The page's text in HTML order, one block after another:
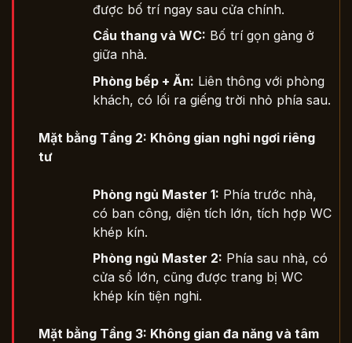
được bố trí ngay sau cửa chính.
Cầu thang và WC: Bố trí gọn gàng ở
giữa nhà.
Phòng bếp + Ăn: Liên thông với phòng
khách, có lối ra giếng trời nhỏ phía sau.
Mặt bằng Tầng 2: Không gian nghỉ ngơi riêng
tư
Phòng ngủ Master 1: Phía trước nhà,
có ban công, diện tích lớn, tích hợp WC
khép kín.
Phòng ngủ Master 2: Phía sau nhà, có
cửa sổ lớn, cũng được trang bị WC
khép kín tiện nghi.
Mặt bằng Tầng 3: Không gian đa năng và tâm